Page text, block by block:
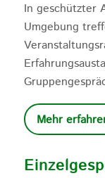
In geschützter
Umgebung
Mehr